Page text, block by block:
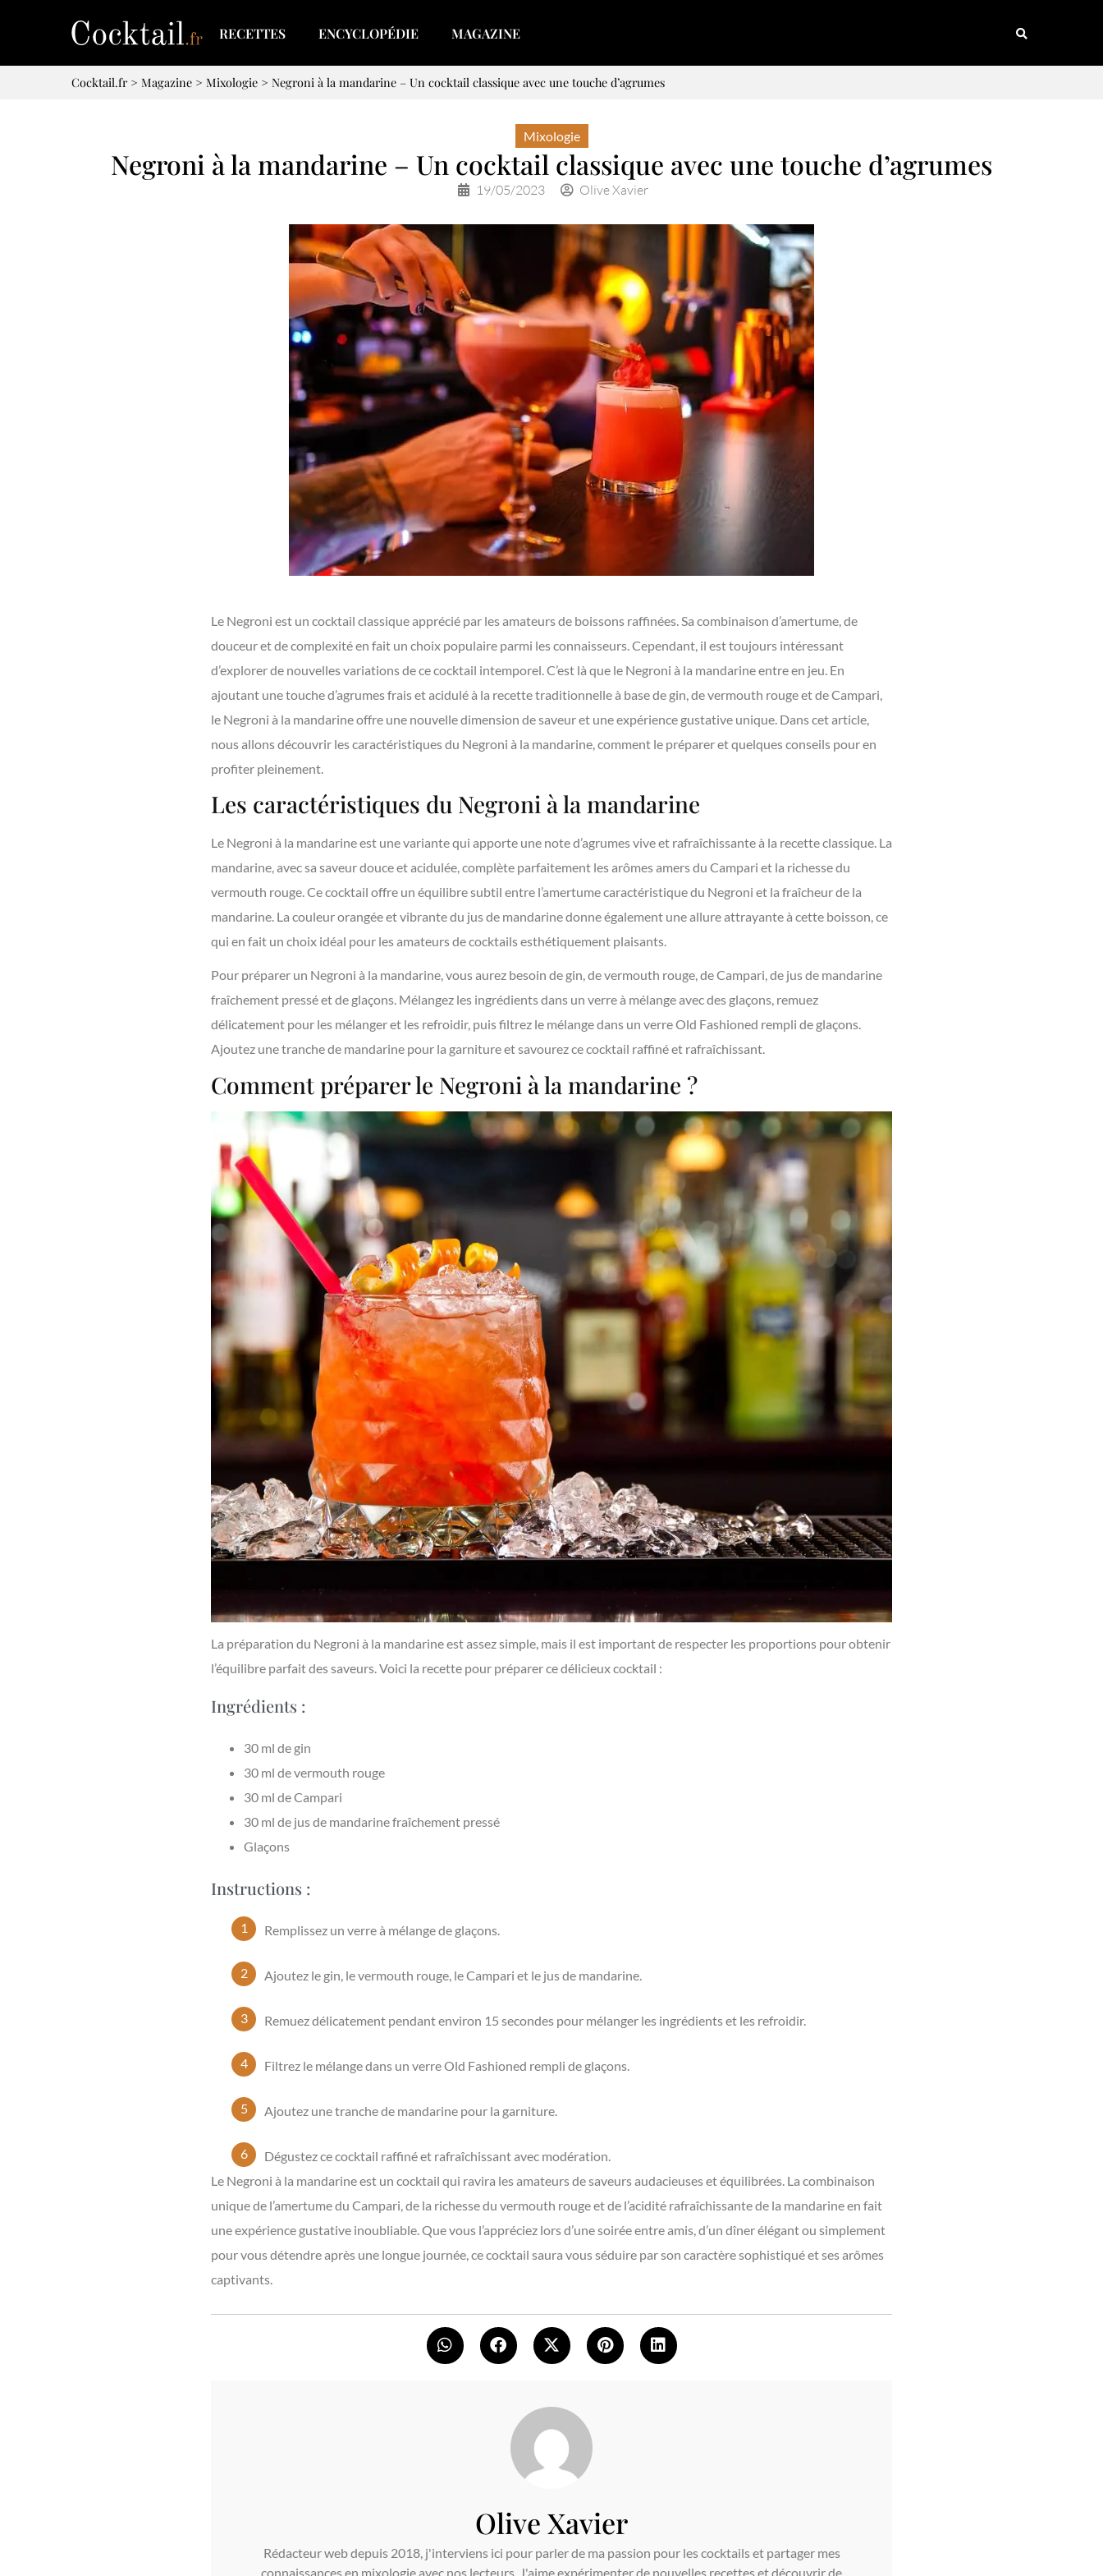
RECETTES ENCYCLOPÉDIE MAGAZINE
Cocktail.fr> Magazine > Mixologie > Negroni à la mandarine – Un cocktail classique avec une touche d’agrumes
Mixologie
Negroni à la mandarine – Un cocktail classique avec une touche d’agrumes
19/05/2023 Olive Xavier
Le Negroni est un cocktail classique apprécié par les amateurs de boissons raffinées. Sa combinaison d’amertume, de
douceur et de complexité en fait un choix populaire parmi les connaisseurs. Cependant, il est toujours intéressant
d’explorer de nouvelles variations de ce cocktail intemporel. C’est là que le Negroni à la mandarine entre en jeu. En
ajoutant une touche d’agrumes frais et acidulé à la recette traditionnelle à base de gin, de vermouth rouge et de Campari,
le Negroni à la mandarine offre une nouvelle dimension de saveur et une expérience gustative unique. Dans cet article,
nous allons découvrir les caractéristiques du Negroni à la mandarine, comment le préparer et quelques conseils pour en
profiter pleinement.
Les caractéristiques du Negroni à la mandarine
Le Negroni à la mandarine est une variante qui apporte une note d’agrumes vive et rafraîchissante à la recette classique. La
mandarine, avec sa saveur douce et acidulée, complète parfaitement les arômes amers du Campari et la richesse du
vermouth rouge. Ce cocktail offre un équilibre subtil entre l’amertume caractéristique du Negroni et la fraîcheur de la
mandarine. La couleur orangée et vibrante du jus de mandarine donne également une allure attrayante à cette boisson, ce
qui en fait un choix idéal pour les amateurs de cocktails esthétiquement plaisants.
Pour préparer un Negroni à la mandarine, vous aurez besoin de gin, de vermouth rouge, de Campari, de jus de mandarine
fraîchement pressé et de glaçons. Mélangez les ingrédients dans un verre à mélange avec des glaçons, remuez
délicatement pour les mélanger et les refroidir, puis filtrez le mélange dans un verre Old Fashioned rempli de glaçons.
Ajoutez une tranche de mandarine pour la garniture et savourez ce cocktail raffiné et rafraîchissant.
Comment préparer le Negroni à la mandarine ?
La préparation du Negroni à la mandarine est assez simple, mais il est important de respecter les proportions pour obtenir
l’équilibre parfait des saveurs. Voici la recette pour préparer ce délicieux cocktail :
Ingrédients :
30 ml de gin
30 ml de vermouth rouge
30 ml de Campari
30 ml de jus de mandarine fraîchement pressé
Glaçons
Instructions :
Remplissez un verre à mélange de glaçons.
Ajoutez le gin, le vermouth rouge, le Campari et le jus de mandarine.
Remuez délicatement pendant environ 15 secondes pour mélanger les ingrédients et les refroidir.
Filtrez le mélange dans un verre Old Fashioned rempli de glaçons.
Ajoutez une tranche de mandarine pour la garniture.
Dégustez ce cocktail raffiné et rafraîchissant avec modération.
Le Negroni à la mandarine est un cocktail qui ravira les amateurs de saveurs audacieuses et équilibrées. La combinaison
unique de l’amertume du Campari, de la richesse du vermouth rouge et de l’acidité rafraîchissante de la mandarine en fait
une expérience gustative inoubliable. Que vous l’appréciez lors d’une soirée entre amis, d’un dîner élégant ou simplement
pour vous détendre après une longue journée, ce cocktail saura vous séduire par son caractère sophistiqué et ses arômes
captivants.
Olive Xavier
Rédacteur web depuis 2018, j'interviens ici pour parler de ma passion pour les cocktails et partager mes
connaissances en mixologie avec nos lecteurs. J'aime expérimenter de nouvelles recettes et découvrir de